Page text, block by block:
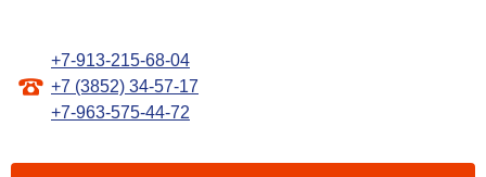
+7-913-215-68-04
+7 (3852) 34-57-17
+7-963-575-44-72